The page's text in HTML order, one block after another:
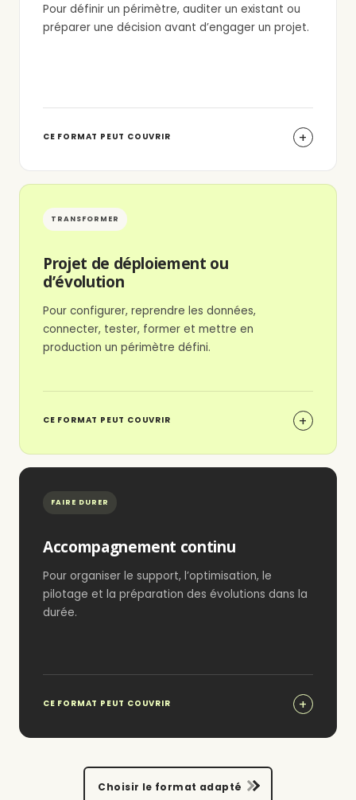
Pour définir un périmètre, auditer un existant ou
préparer une décision avant d’engager un projet.
CE FORMAT PEUT COUVRIR
TRANSFORMER
Projet de déploiement ou
d’évolution
Pour configurer, reprendre les données,
connecter, tester, former et mettre en
production un périmètre défini.
CE FORMAT PEUT COUVRIR
FAIRE DURER
Accompagnement continu
Pour organiser le support, l’optimisation, le
pilotage et la préparation des évolutions dans la
durée.
CE FORMAT PEUT COUVRIR
Choisir le format adapté